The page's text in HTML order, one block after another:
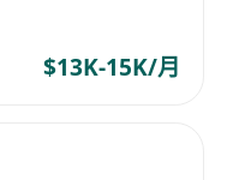
$13K-15K/月